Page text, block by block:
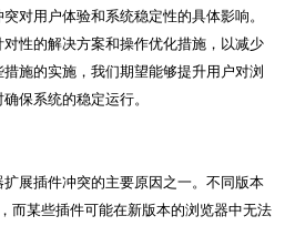
对用户体验和系统稳定性的具体影响。
性的解决方案和操作优化措施，以减少
施的实施，我们期望能够提升用户对浏
保系统的稳定运行。
展插件冲突的主要原因之一。不同版本
而某些插件可能在新版本的浏览器中无法